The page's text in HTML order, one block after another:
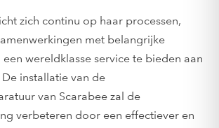
zich continu op haar processen,
met belangrijke
wereldklasse service te bieden aan
installatie van de
van Scarabee zal de
verbeteren door een effectiever en